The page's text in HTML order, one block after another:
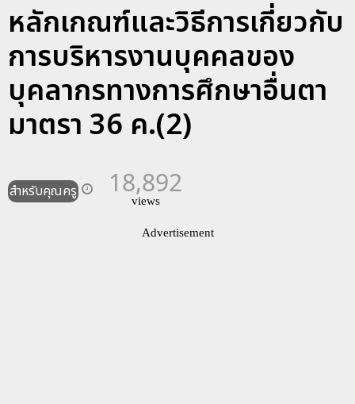
หลักเกณฑ์และวิธีการเกี่ยวกับ
การบริหารงานบุคคลของ
บุคลากรทางการศึกษาอื่นตา
มาตรา 36 ค.(2)
สำหรับคุณครู 18,892
views
Advertisement